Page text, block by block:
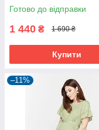
Готово до відправки
1 440 ₴ 1 690 ₴
Купити
–11%